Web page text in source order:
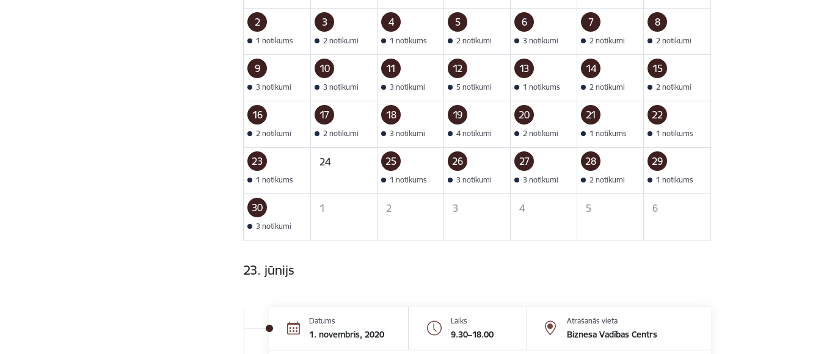
2
1 notikums
3
2 notikumi
4
1 notikums
5
2 notikumi
6
3 notikumi
7
2 notikumi
8
2 notikumi
9
3 notikumi
10
3 notikumi
11
3 notikumi
12
5 notikumi
13
1 notikums
14
2 notikumi
15
2 notikumi
16
2 notikumi
17
2 notikumi
18
3 notikumi
19
4 notikumi
20
2 notikumi
21
1 notikums
22
1 notikums
23
1 notikums
24 25
1 notikums
26
3 notikumi
27
3 notikumi
28
2 notikumi
29
1 notikums
30
3 notikumi
1 2 3 4 5 6
23. jūnijs
Datums
1. novembris, 2020
Laiks
9.30–18.00
Atrašanās vieta
Biznesa Vadības Centrs